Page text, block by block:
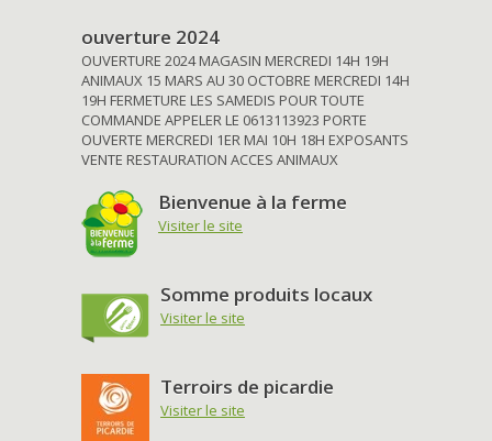
ouverture 2024
OUVERTURE 2024 MAGASIN MERCREDI 14H 19H
ANIMAUX 15 MARS AU 30 OCTOBRE MERCREDI 14H
19H FERMETURE LES SAMEDIS POUR TOUTE
COMMANDE APPELER LE 0613113923 PORTE
OUVERTE MERCREDI 1ER MAI 10H 18H EXPOSANTS
VENTE RESTAURATION ACCES ANIMAUX
Bienvenue à la ferme
Visiter le site
Somme produits locaux
Visiter le site
Terroirs de picardie
Visiter le site